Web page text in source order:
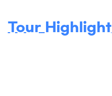
Tour Highlight